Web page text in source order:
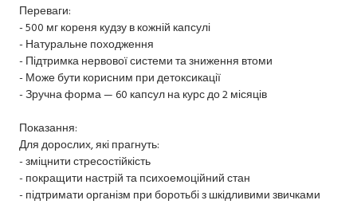
Переваги:
- 500 мг кореня кудзу в кожній капсулі
- Натуральне походження
- Підтримка нервової системи та зниження втоми
- Може бути корисним при детоксикації
- Зручна форма — 60 капсул на курс до 2 місяців
Показання:
Для дорослих, які прагнуть:
- зміцнити стресостійкість
- покращити настрій та психоемоційний стан
- підтримати організм при боротьбі з шкідливими звичками